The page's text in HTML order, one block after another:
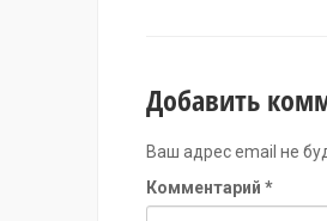
Добавить
Ваш адрес email не
Комментарий *